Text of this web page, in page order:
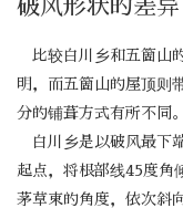
破风形状的差异
比较白川乡和五箇山
明，而五箇山的屋顶则
分的铺葺方式有所不同。
白川乡是以破风最下
起点，将根部线45度角
茅草束的角度，依次斜